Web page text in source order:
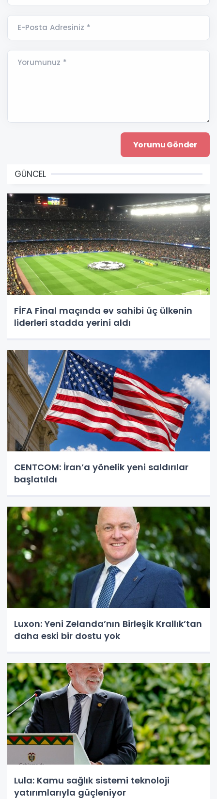
E-Posta Adresiniz *
Yorumunuz *
GÜNCEL
FİFA Final maçında ev sahibi üç ülkenin
liderleri stadda yerini aldı
CENTCOM: İran’a yönelik yeni saldırılar
başlatıldı
Luxon: Yeni Zelanda’nın Birleşik Krallık’tan
daha eski bir dostu yok
Lula: Kamu sağlık sistemi teknoloji
yatırımlarıyla güçleniyor